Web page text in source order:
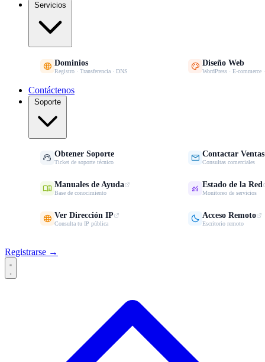
Servicios
 Dominios
Registro · Transferencia · DNS  Diseño Web
WordPress · E-commerce
Contáctenos
Soporte
 Obtener Soporte
Ticket de soporte técnico  Contactar Ventas
Consultas comerciales
 Manuales de Ayuda
Base de conocimiento  Estado de la Red
Monitoreo de servicios
 Ver Dirección IP
Consulta tu IP pública  Acceso Remoto
Escritorio remoto
Registrarse →